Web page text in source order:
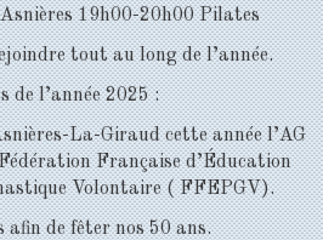
19h00-20h00 Pilates
tout au long de l’année.
de l’année 2025 :
La-Giraud cette année l’AG
Française d’Éducation
Volontaire ( FFEPGV).
afin de fêter nos 50 ans.